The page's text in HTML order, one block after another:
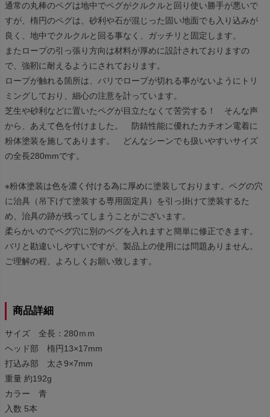
通常の丸棒のペグは地中でペグがクルクルと回り使い勝手が悪いで
すが、楕円のペグは、砂利や石が混じった固い地面でも入り込みが
良く、地中でクルクルと回る事なく、ガッチリと固定します。
またロープの引っ張り方向は材料が厚めに設計されておりますの
で、強靭に耐えるようにされております。
ロープが触れる箇所は、バリでロープが切れる事がないようにトリ
ミングしており、細心の注意を計っています。
芝生や砂利などに置いたペグが目立たなくて苦労する！ そんな声
から、あえて色を付けました。 防錆性能に優れたカチオン電着に
粉体塗装を施してあります。 どんなシーンでも扱いやすいサイズ
の全長280mmです。
※粉体塗装は色を濃く付ける為に厚めに塗装しております。ペグの穴
に治具（吊下げて塗装する専用固定具）を引っ掛けて塗装するた
め、治具の跡が残ってしまうことがございます。
柔らかいのでペグ穴に別のペグを入れますと簡単に修正できます。
バリと勘違いしやすいですが、製品上の使用には問題ありません。
ご理解の程、よろしくお願い致します。
商品詳細
サイズ 全長：280ｍｍ
ヘッド部 楕円13×17mm
打込み部 太さ9×7mm
重量 約192g
カラー 青
入数 5本